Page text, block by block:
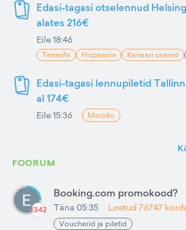
Edasi-tagasi otselennud
alates 216€
Eile 18:46
Tenerife Hispaania Kanaari saared
Edasi-tagasi lennupiletid
al 174€
Eile 15:36 Maroko
FOORUM
1342
Booking.com promokood?
Täna 05:35 Loetud 76747
Voucherid ja piletid